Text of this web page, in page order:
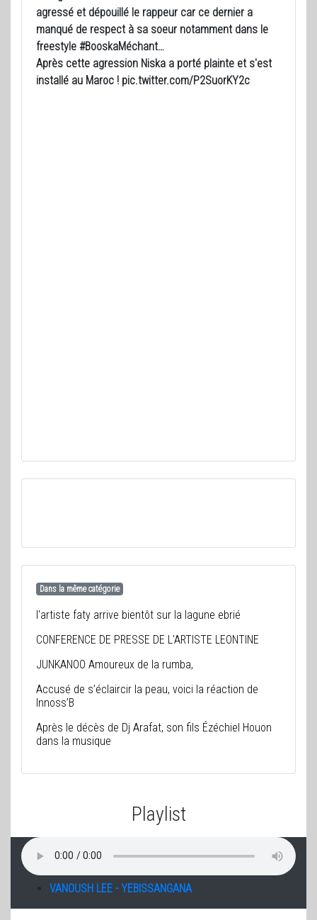
agressé et dépouillé le rappeur car ce dernier a
manqué de respect à sa soeur notamment dans le
freestyle #BooskaMéchant…
Après cette agression Niska a porté plainte et s'est
installé au Maroc ! pic.twitter.com/P2SuorKY2c
Dans la même catégorie
l'artiste faty arrive bientôt sur la lagune ebrié
CONFERENCE DE PRESSE DE L'ARTISTE LEONTINE
JUNKANOO Amoureux de la rumba,
Accusé de s’éclaircir la peau, voici la réaction de
Innoss’B
Après le décès de Dj Arafat, son fils Ézéchiel Houon
dans la musique
Playlist
VANOUSH LEE - YEBISSANGANA